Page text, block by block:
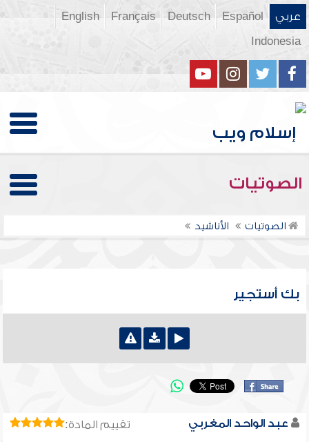
عربي Español
Deutsch
Français
English
Indonesia
الصوتيات
الصوتيات الأناشيد
بك أستجير
تقييم المادة: عبد الواحد المغربي